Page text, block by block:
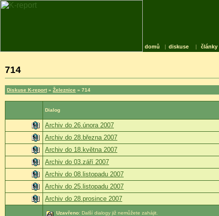
domů | diskuse | články
714
Diskuse K-report » Železnice » 714
Dialog
Archiv do 26.února 2007
Archiv do 28.března 2007
Archiv do 18.května 2007
Archiv do 03.září 2007
Archiv do 08.listopadu 2007
Archiv do 25.listopadu 2007
Archiv do 28.prosince 2007
Uzavřeno: Další dialogy již nemůžete zahájit.